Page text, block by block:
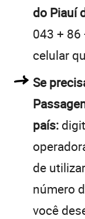
do Piauí
043 + 86
celular
Se
país:
de
número
você